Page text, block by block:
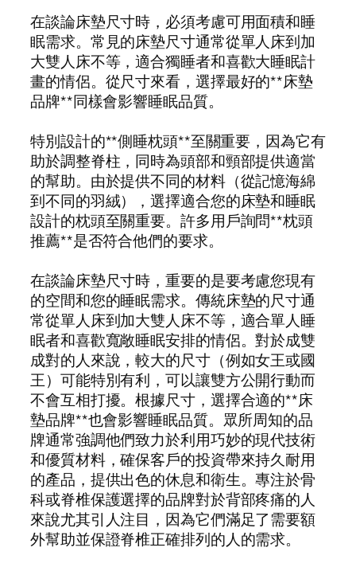
在談論床墊尺寸時，必須考慮可用面積和睡
眠需求。常見的床墊尺寸通常從單人床到加
大雙人床不等，適合獨睡者和喜歡大睡眠計
畫的情侶。從尺寸來看，選擇最好的**床墊
品牌**同樣會影響睡眠品質。
特別設計的**側睡枕頭**至關重要，因為它有
助於調整脊柱，同時為頭部和頸部提供適當
的幫助。由於提供不同的材料（從記憶海綿
到不同的羽絨），選擇適合您的床墊和睡眠
設計的枕頭至關重要。許多用戶詢問**枕頭
推薦**是否符合他們的要求。
在談論床墊尺寸時，重要的是要考慮您現有
的空間和您的睡眠需求。傳統床墊的尺寸通
常從單人床到加大雙人床不等，適合單人睡
眠者和喜歡寬敞睡眠安排的情侶。對於成雙
成對的人來說，較大的尺寸（例如女王或國
王）可能特別有利，可以讓雙方公開行動而
不會互相打擾。根據尺寸，選擇合適的**床
墊品牌**也會影響睡眠品質。眾所周知的品
牌通常強調他們致力於利用巧妙的現代技術
和優質材料，確保客戶的投資帶來持久耐用
的產品，提供出色的休息和衛生。專注於骨
科或脊椎保護選擇的品牌對於背部疼痛的人
來說尤其引人注目，因為它們滿足了需要額
外幫助並保證脊椎正確排列的人的需求。